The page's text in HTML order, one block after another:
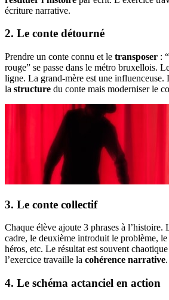
écriture narrative.
2. Le conte détourné
Prendre un conte connu et le transposer :
rouge” se passe dans le métro bruxellois.
ligne. La grand-mère est une influenceuse.
la structure du conte mais moderniser le
3. Le conte collectif
Chaque élève ajoute 3 phrases à l’histoire.
cadre, le deuxième introduit le problème,
héros, etc. Le résultat est souvent
l’exercice travaille la cohérence narrative.
4. Le schéma actanciel en action